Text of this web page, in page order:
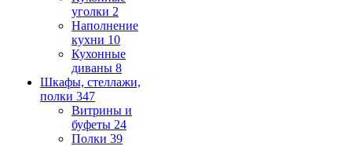
уголки 2
Наполнение
кухни 10
Кухонные
диваны 8
Шкафы, стеллажи,
полки 347
Витрины и
буфеты 24
Полки 39